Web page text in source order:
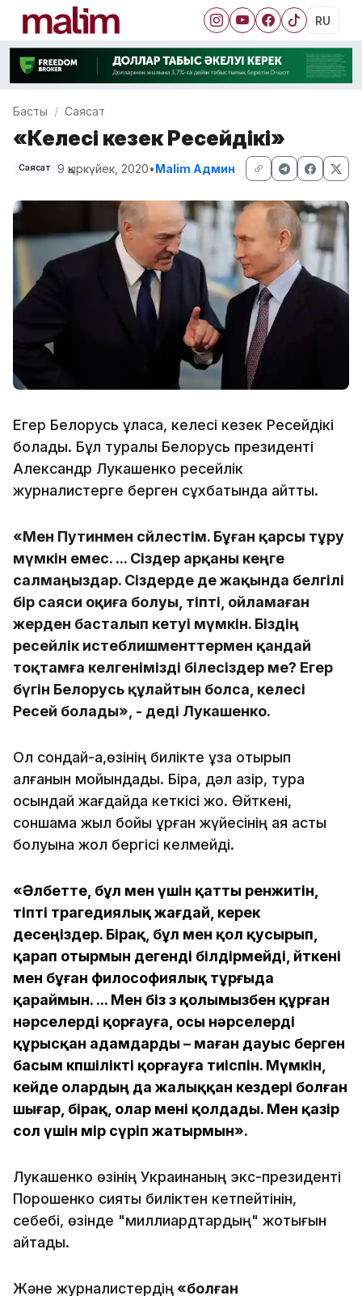
RU
Басты Саясат
«Келесі кезек Ресейдікі»
Саясат 9 қыркүйек, 2020•Malim Админ
Егер Белорусь құласа, келесі кезек Ресейдікі
болады. Бұл туралы Белорусь президенті
Александр Лукашенко ресейлік
журналистерге берген сұхбатында айтты.
«Мен Путинмен сөйлестім. Бұған қарсы тұру
мүмкін емес. ... Сіздер арқаны кеңге
салмаңыздар. Сіздерде де жақында белгілі
бір саяси оқиға болуы, тіпті, ойламаған
жерден басталып кетуі мүмкін. Біздің
ресейлік истеблишменттермен қандай
тоқтамға келгенімізді білесіздер ме? Егер
бүгін Белорусь құлайтын болса, келесі
Ресей болады», - деді Лукашенко.
Ол сондай-ақ,өзінің билікте ұзақ отырып
қалғанын мойындады. Бірақ, дәл қазір, тура
осындай жағдайда кеткісі жоқ. Өйткені,
соншама жыл бойы құрған жүйесінің аяқ асты
болуына жол бергісі келмейді.
«Әлбетте, бұл мен үшін қатты ренжитін,
тіпті трагедиялық жағдай, керек
десеңіздер. Бірақ, бұл мен қол қусырып,
қарап отырмын дегенді білдірмейді, өйткені
мен бұған философиялық тұрғыда
қараймын. ... Мен біз өз қолымызбен құрған
нәрселерді қорғауға, осы нәрселерді
құрысқан адамдарды – маған дауыс берген
басым көпшілікті қорғауға тиіспін. Мүмкін,
кейде олардың да жалыққан кездері болған
шығар, бірақ, олар мені қолдады. Мен қазір
сол үшін өмір сүріп жатырмын».
Лукашенко өзінің Украинаның экс-президенті
Порошенко сияқты биліктен кетпейтінін,
себебі, өзінде "миллиардтардың" жоқтығын
айтады.
Және журналистердің «болған